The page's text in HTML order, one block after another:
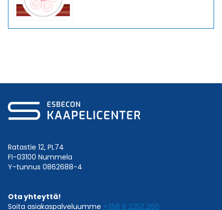
Ratastie 12, PL74
FI-03100 Nummela
Y-tunnus 0862688-4
Ota yhteyttä!
Soita asiakaspalveluumme +358 9 2252 260